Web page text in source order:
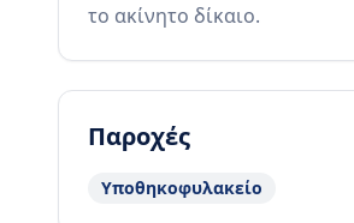
το ακίνητο δίκαιο.
Παροχές
Υποθηκοφυλακείο